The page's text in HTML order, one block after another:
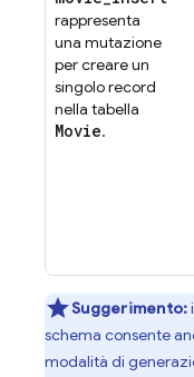
rappresenta
una mutazione
per creare un
singolo record
nella tabella
Movie.
Suggerimento:
schema consente
modalità di